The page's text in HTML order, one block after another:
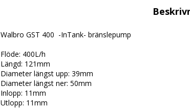
Walbro GST 400  -InTank- bränslepump
Flöde: 400L/h
Längd: 121mm
Diameter längst upp: 39mm
Diameter längst ner: 50mm
Inlopp: 11mm
Utlopp: 11mm